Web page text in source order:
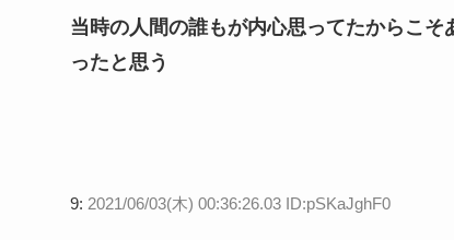
当時の人間の誰もが内心思ってたからこ
ったと思う
9: 2021/06/03(木) 00:36:26.03 ID:pSKaJghF0